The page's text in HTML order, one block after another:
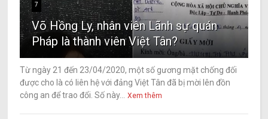
7
Võ Hồng Ly, nhân viên Lãnh sự quán
Pháp là thành viên Việt Tân?
Từ ngày 21 đến 23/04/2020, một số gương mặt chống đối
được cho là có liên hệ với đảng Việt Tân đã bị mời lên đồn
công an để trao đổi. Số này...
Xem thêm